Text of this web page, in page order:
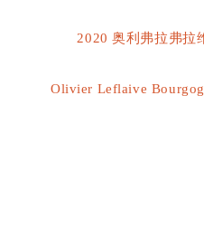
2020 奥利弗拉弗拉
Olivier Leflaive